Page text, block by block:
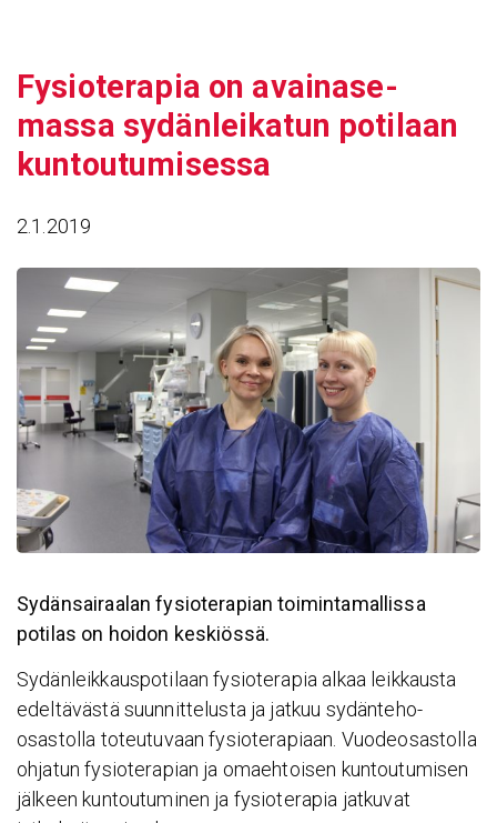
Fysio­te­rapia on avai­na­se­
massa sydän­lei­katun poti­laan
kuntou­tu­mi­sessa
2.1.2019
Sydänsairaalan fysioterapian toimintamallissa
potilas on hoidon keskiössä.
Sydänleikkauspotilaan fysioterapia alkaa leikkausta
edeltävästä suunnittelusta ja jatkuu sydänteho-
osastolla toteutuvaan fysioterapiaan. Vuodeosastolla
ohjatun fysioterapian ja omaehtoisen kuntoutumisen
jälkeen kuntoutuminen ja fysioterapia jatkuvat